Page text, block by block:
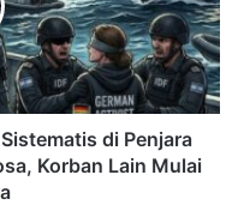
di Penjara
Korban Lain Mulai